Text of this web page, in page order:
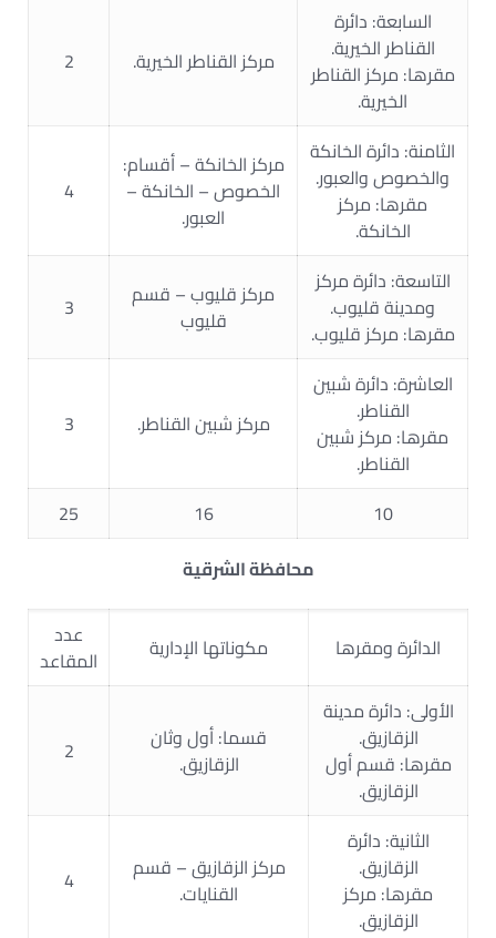
السابعة: دائرة
القناطر الخيرية.
مقرها: مركز القناطر
الخيرية.
مركز القناطر الخيرية. 2
الثامنة: دائرة الخانكة
والخصوص والعبور.
مقرها: مركز
الخانكة.
مركز الخانكة – أقسام:
الخصوص – الخانكة –
العبور.
4
التاسعة: دائرة مركز
ومدينة قليوب.
مقرها: مركز قليوب.
مركز قليوب – قسم
قليوب
3
العاشرة: دائرة شبين
القناطر.
مقرها: مركز شبين
القناطر.
مركز شبين القناطر. 3
10
16
25
محافظة الشرقية
الدائرة ومقرها مكوناتها الإدارية
عدد
المقاعد
الأولى: دائرة مدينة
الزقازيق.
مقرها: قسم أول
الزقازيق.
قسما: أول وثان
الزقازيق.
2
الثانية: دائرة
الزقازيق.
مقرها: مركز
الزقازيق.
مركز الزقازيق – قسم
القنايات.
4